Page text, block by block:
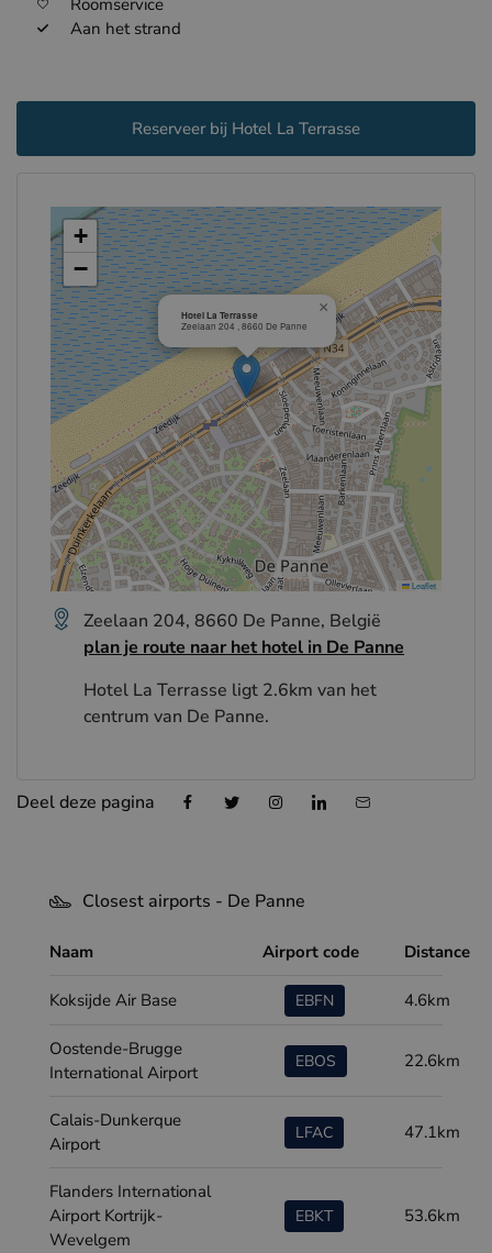
Roomservice
Aan het strand
Reserveer bij Hotel La Terrasse
Hotel La Terrasse
Zeelaan 204 , 8660 De Panne
×
+
−
Leaflet
Zeelaan 204, 8660 De Panne, België
plan je route naar het hotel in De Panne
Hotel La Terrasse ligt 2.6km van het
centrum van De Panne.
Deel deze pagina
Closest airports - De Panne
Naam Airport code Distance
Koksijde Air Base EBFN 4.6km
Oostende-Brugge
International Airport
EBOS 22.6km
Calais-Dunkerque
Airport
LFAC 47.1km
Flanders International
Airport Kortrijk-
Wevelgem
EBKT 53.6km